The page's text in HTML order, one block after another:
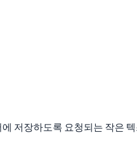
저장하도록 요청되는 작은